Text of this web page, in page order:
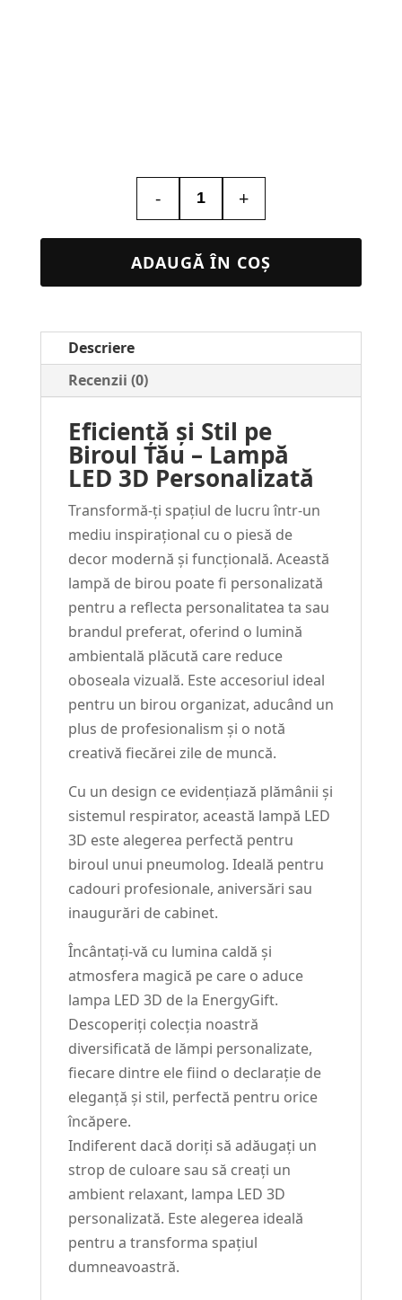
-
Cantitate
Led
–
#2
+
ADAUGĂ ÎN COȘ
Descriere
Recenzii (0)
Eficiență și Stil pe
Biroul Tău – Lampă
LED 3D Personalizată
Transformă-ți spațiul de lucru într-un
mediu inspirațional cu o piesă de
decor modernă și funcțională. Această
lampă de birou poate fi personalizată
pentru a reflecta personalitatea ta sau
brandul preferat, oferind o lumină
ambientală plăcută care reduce
oboseala vizuală. Este accesoriul ideal
pentru un birou organizat, aducând un
plus de profesionalism și o notă
creativă fiecărei zile de muncă.
Cu un design ce evidențiază plămânii și
sistemul respirator, această lampă LED
3D este alegerea perfectă pentru
biroul unui pneumolog. Ideală pentru
cadouri profesionale, aniversări sau
inaugurări de cabinet.
Încântați-vă cu lumina caldă și
atmosfera magică pe care o aduce
lampa LED 3D de la EnergyGift.
Descoperiți colecția noastră
diversificată de lămpi personalizate,
fiecare dintre ele fiind o declarație de
eleganță și stil, perfectă pentru orice
încăpere.
Indiferent dacă doriți să adăugați un
strop de culoare sau să creați un
ambient relaxant, lampa LED 3D
personalizată. Este alegerea ideală
pentru a transforma spațiul
dumneavoastră.